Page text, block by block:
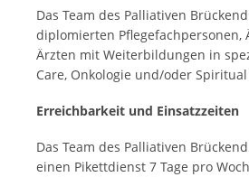
Das Team des Palliativen
diplomierten Pflegefachpersonen,
Ärzten mit Weiterbildungen in
Care, Onkologie und/oder Spiritual
Erreichbarkeit und Einsatzzeiten
Das Team des Palliativen
einen Pikettdienst 7 Tage pro